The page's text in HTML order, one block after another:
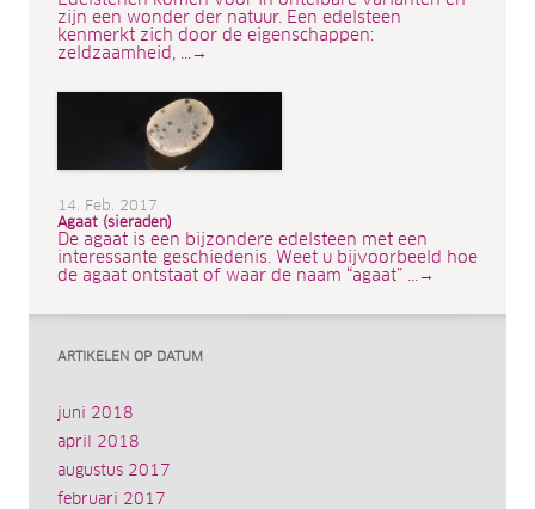
zijn een wonder der natuur. Een edelsteen
kenmerkt zich door de eigenschappen:
zeldzaamheid, ...→
14. Feb. 2017
Agaat (sieraden)
De agaat is een bijzondere edelsteen met een
interessante geschiedenis. Weet u bijvoorbeeld hoe
de agaat ontstaat of waar de naam “agaat” ...→
ARTIKELEN OP DATUM
juni 2018
april 2018
augustus 2017
februari 2017